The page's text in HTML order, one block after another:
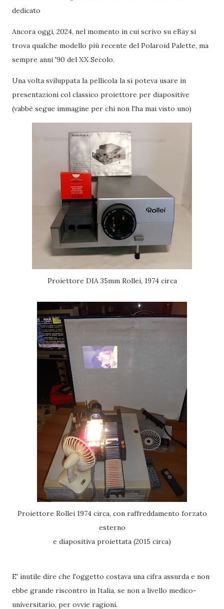
dedicato
Ancora oggi, 2024, nel momento in cui scrivo su eBay si
trova qualche modello più recente del Polaroid Palette, ma
sempre anni '90 del XX Secolo.
Una volta sviluppata la pellicola la si poteva usare in
presentazioni col classico proiettore per diapositive
(vabbè segue immagine per chi non l'ha mai visto uno)
Proiettore DIA 35mm Rollei, 1974 circa
Proiettore Rollei 1974 circa, con raffreddamento forzato
esterno
e diapositiva proiettata (2015 circa)
E' inutile dire che l'oggetto costava una cifra assurda e non
ebbe grande riscontro in Italia, se non a livello medico-
universitario, per ovvie ragioni.